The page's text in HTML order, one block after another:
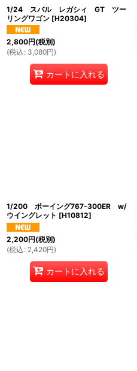
1/24 スバル レガシィ GT ツー
リングワゴン [H20304]
2,800円(税別)
(税込 : 3,080円)
カートに入れる
1/200 ボーイング767-300ER w/
ウイングレット [H10812]
2,200円(税別)
(税込 : 2,420円)
カートに入れる